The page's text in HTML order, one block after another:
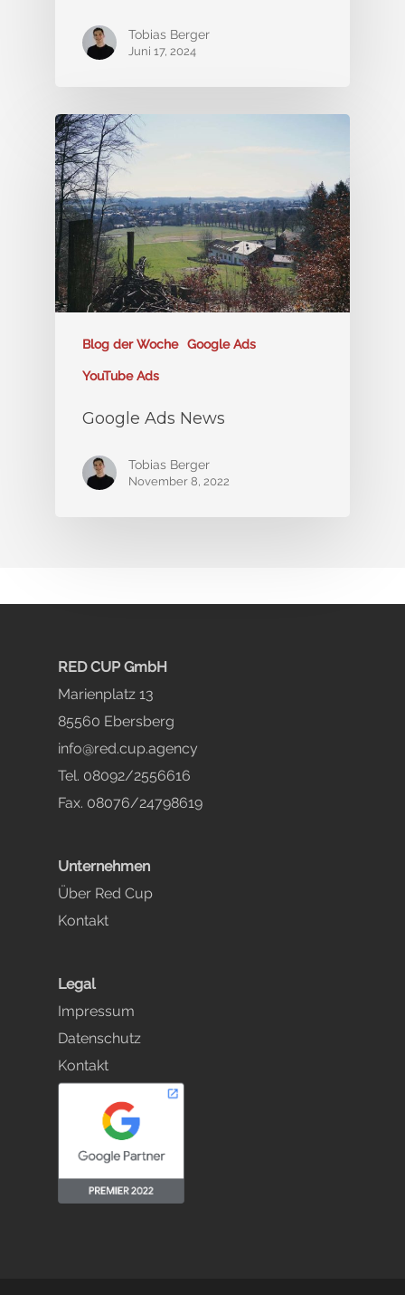
Tobias Berger
Juni 17, 2024
Blog der Woche Google Ads
YouTube Ads
Google Ads News
Tobias Berger
November 8, 2022
RED CUP GmbH
Marienplatz 13
85560 Ebersberg
info@red.cup.agency
Tel. 08092/2556616
Fax. 08076/24798619
Unternehmen
Über Red Cup
Kontakt
Legal
Impressum
Datenschutz
Kontakt